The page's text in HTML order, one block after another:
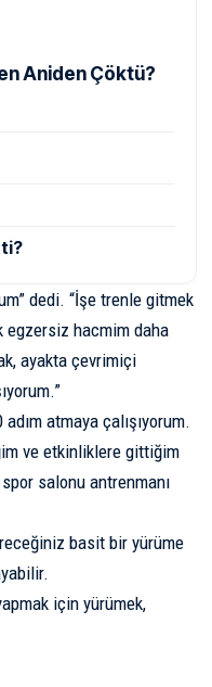
Aniden Çöktü?
dedi. “İşe trenle gitmek
egzersiz hacmim daha
ayakta çevrimiçi
atmaya çalışıyorum.
ve etkinliklere gittiğim
salonu antrenmanı
basit bir yürüme
için yürümek,